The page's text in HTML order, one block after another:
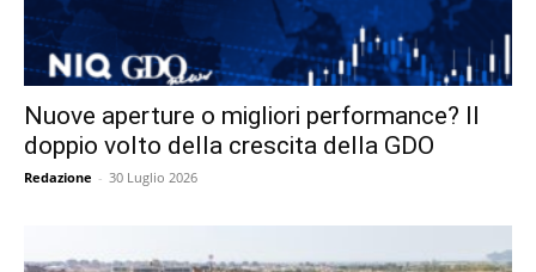
Nuove aperture o migliori performance? Il
doppio volto della crescita della GDO
Redazione - 30 Luglio 2026